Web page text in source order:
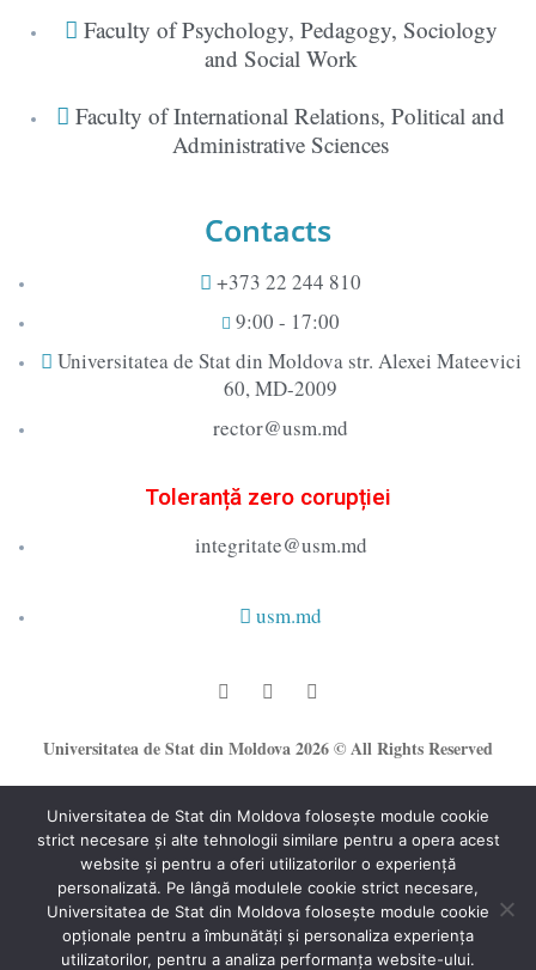
Faculty of Psychology, Pedagogy, Sociology
and Social Work
Faculty of International Relations, Political and
Administrative Sciences
Contacts
+373 22 244 810
9:00 - 17:00
Universitatea de Stat din Moldova str. Alexei Mateevici
60, MD-2009
rector@usm.md
Toleranță zero corupției
integritate@usm.md
usm.md
Universitatea de Stat din Moldova 2026 © All Rights Reserved
Secție Programare Web al USM®
Universitatea de Stat din Moldova folosește module cookie
strict necesare și alte tehnologii similare pentru a opera acest
website și pentru a oferi utilizatorilor o experiență
personalizată. Pe lângă modulele cookie strict necesare,
Universitatea de Stat din Moldova folosește module cookie
opționale pentru a îmbunătăți și personaliza experiența
utilizatorilor, pentru a analiza performanța website-ului.